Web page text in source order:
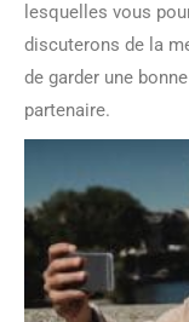
lesquelles vous
discuterons de la
de garder une
partenaire.